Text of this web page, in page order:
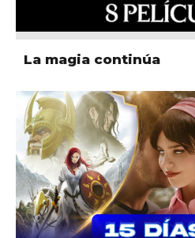
La magia continúa